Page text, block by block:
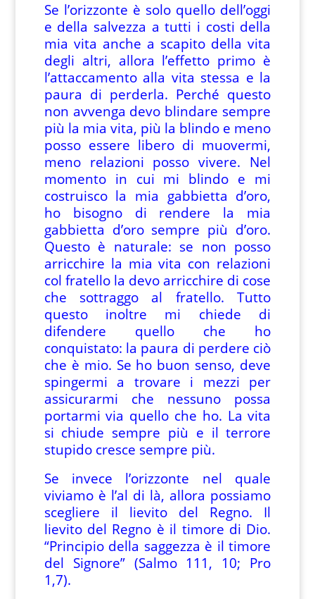
Se l’orizzonte è solo quello dell’oggi
e della salvezza a tutti i costi della
mia vita anche a scapito della vita
degli altri, allora l’effetto primo è
l’attaccamento alla vita stessa e la
paura di perderla. Perché questo
non avvenga devo blindare sempre
più la mia vita, più la blindo e meno
posso essere libero di muovermi,
meno relazioni posso vivere. Nel
momento in cui mi blindo e mi
costruisco la mia gabbietta d’oro,
ho bisogno di rendere la mia
gabbietta d’oro sempre più d’oro.
Questo è naturale: se non posso
arricchire la mia vita con relazioni
col fratello la devo arricchire di cose
che sottraggo al fratello. Tutto
questo inoltre mi chiede di
difendere quello che ho
conquistato: la paura di perdere ciò
che è mio. Se ho buon senso, deve
spingermi a trovare i mezzi per
assicurarmi che nessuno possa
portarmi via quello che ho. La vita
si chiude sempre più e il terrore
stupido cresce sempre più.
Se invece l’orizzonte nel quale
viviamo è l’al di là, allora possiamo
scegliere il lievito del Regno. Il
lievito del Regno è il timore di Dio.
“Principio della saggezza è il timore
del Signore” (Salmo 111, 10; Pro
1,7).